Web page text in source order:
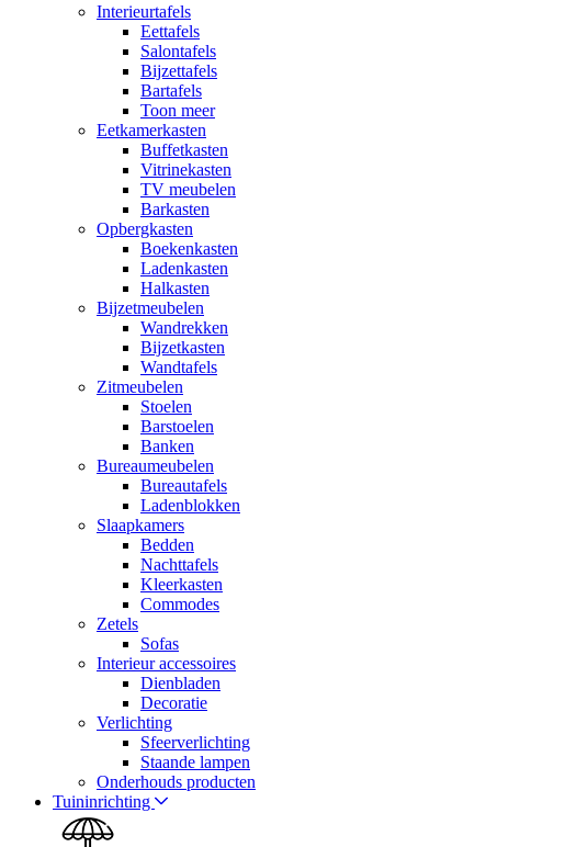
Interieurtafels
Eettafels
Salontafels
Bijzettafels
Bartafels
Toon meer
Eetkamerkasten
Buffetkasten
Vitrinekasten
TV meubelen
Barkasten
Opbergkasten
Boekenkasten
Ladenkasten
Halkasten
Bijzetmeubelen
Wandrekken
Bijzetkasten
Wandtafels
Zitmeubelen
Stoelen
Barstoelen
Banken
Bureaumeubelen
Bureautafels
Ladenblokken
Slaapkamers
Bedden
Nachttafels
Kleerkasten
Commodes
Zetels
Sofas
Interieur accessoires
Dienbladen
Decoratie
Verlichting
Sfeerverlichting
Staande lampen
Onderhouds producten
Tuininrichting